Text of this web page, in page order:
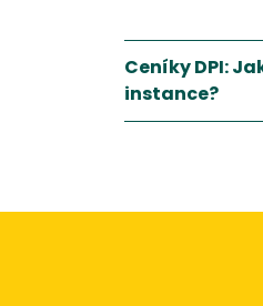
Ceníky DPI:
instance?